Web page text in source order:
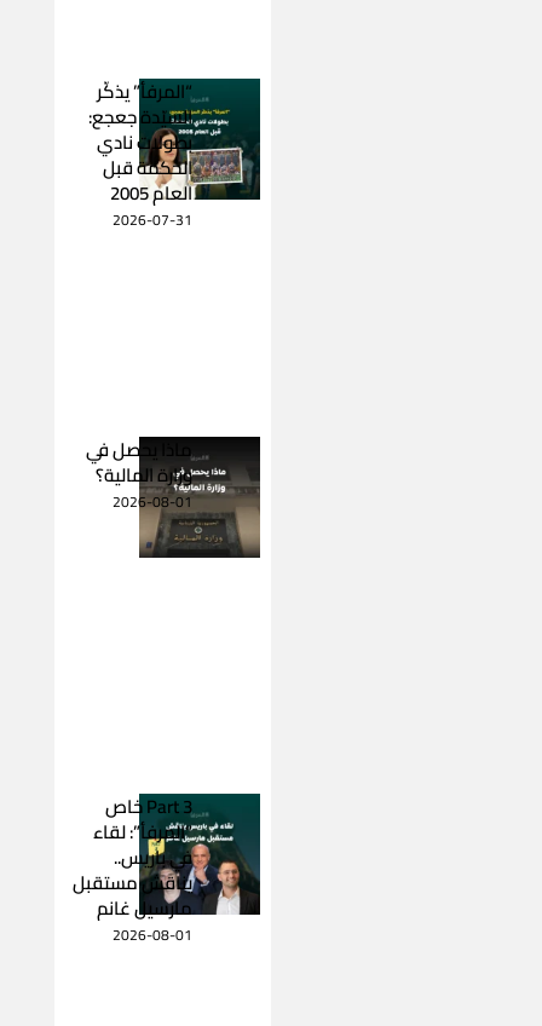
“المرفأ” يذكّر
السيّدة جعجع:
بطولات نادي
الحكمة قبل
العام 2005
2026-07-31
ماذا يحصل في
وزارة المالية؟
2026-08-01
Part 3 خاص
“المرفأ”: لقاء
في باريس..
يناقش مستقبل
مارسيل غانم
2026-08-01